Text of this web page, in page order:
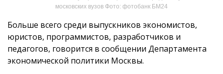
московских вузов Фото: фотобанк БМ24
Больше всего среди выпускников экономистов,
юристов, программистов, разработчиков и
педагогов, говорится в сообщении Департамента
экономической политики Москвы.